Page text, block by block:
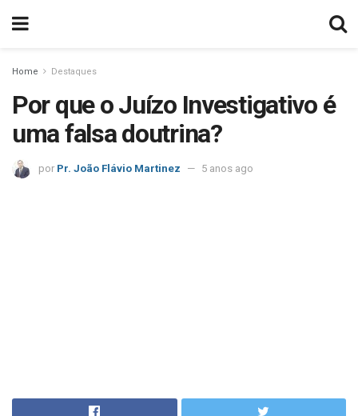
Home Destaques
Por que o Juízo Investigativo é
uma falsa doutrina?
por Pr. João Flávio Martinez 5 anos ago